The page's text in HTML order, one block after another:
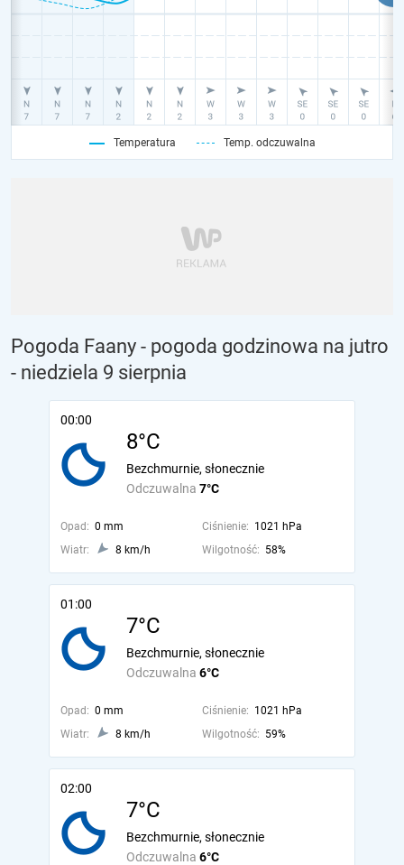
Temperatura Temp. odczuwalna
Pogoda Faany - pogoda godzinowa na jutro
- niedziela 9 sierpnia
00:00
8°C
Odczuwalna 7°C
Bezchmurnie, słonecznie
Opad: 0 mm Ciśnienie: 1021 hPa
Wiatr:
8 km/h Wilgotność: 58%
01:00
7°C
Odczuwalna 6°C
Bezchmurnie, słonecznie
Opad: 0 mm Ciśnienie: 1021 hPa
Wiatr:
8 km/h Wilgotność: 59%
02:00
7°C
Odczuwalna 6°C
Bezchmurnie, słonecznie